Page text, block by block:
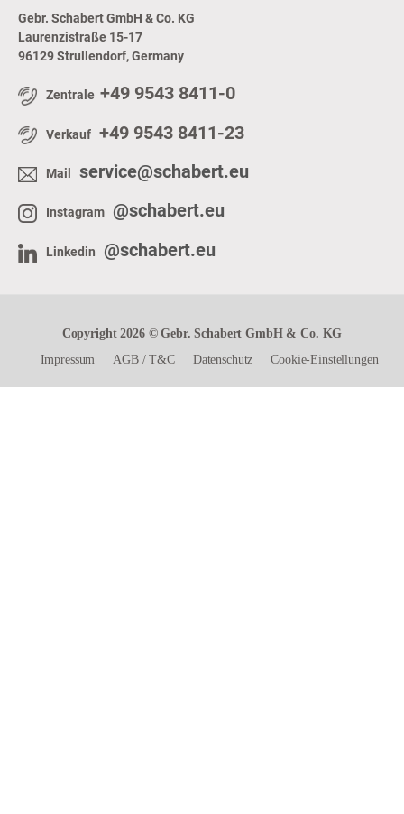
Gebr. Schabert GmbH & Co. KG
Laurenzistraße 15-17
96129 Strullendorf, Germany
Zentrale +49 9543 8411-0
Verkauf +49 9543 8411-23
Mail service@schabert.eu
Instagram @schabert.eu
Linkedin @schabert.eu
Copyright 2026 © Gebr. Schabert GmbH & Co. KG
Impressum
AGB/T&C Datenschutz Cookie-Einstellungen